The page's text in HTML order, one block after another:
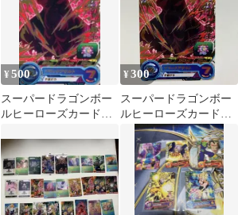
¥500
スーパードラゴンボー
ルヒーローズカードグ
戦士(箔押し)
¥300
スーパードラゴンボー
ルヒーローズカードグ
ミ19 黒衣のナメック戦